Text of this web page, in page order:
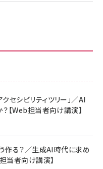
セシビリティツリー」／AI
【Web担当者向け講演】
作る？／生成AI時代に求め
当者向け講演】